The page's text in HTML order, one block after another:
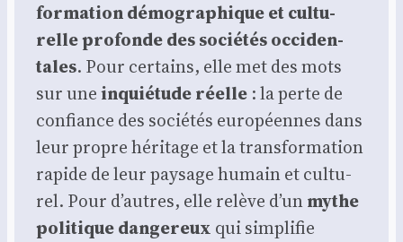
for­ma­tion démo­gra­phique et cultu­
relle pro­fonde des socié­tés occi­den­
tales. Pour cer­tains, elle met des mots
sur uneinquié­tude réelle : la perte de
confiance des socié­tés euro­péennes dans
leur propre héri­tage et la trans­for­ma­tion
rapide de leur pay­sage humain et cultu­
rel. Pour d’autres, elle relève d’unmythe
poli­tique dan­ge­reux qui sim­pli­fie